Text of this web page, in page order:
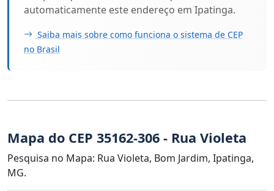
automaticamente este endereço em Ipatinga.
Saiba mais sobre como funciona o sistema de CEP
no Brasil
Mapa do CEP 35162-306 - Rua Violeta
Pesquisa no Mapa: Rua Violeta, Bom Jardim, Ipatinga,
MG.